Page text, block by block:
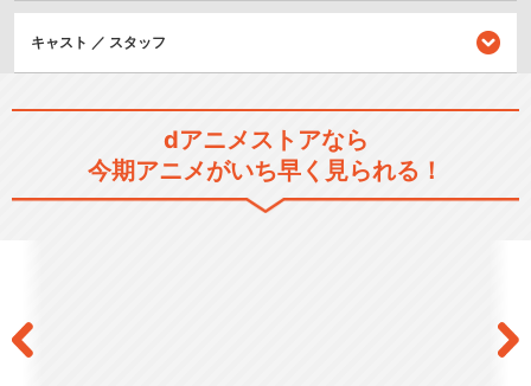
閉じる
キャスト ／ スタッフ
dアニメストアなら
今期アニメがいち早く見られる！